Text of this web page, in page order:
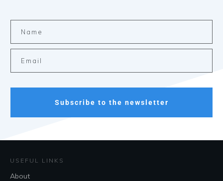
Subscribe to the newsletter
USEFUL LINKS
About